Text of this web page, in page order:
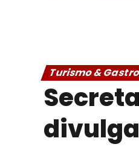
Turismo &